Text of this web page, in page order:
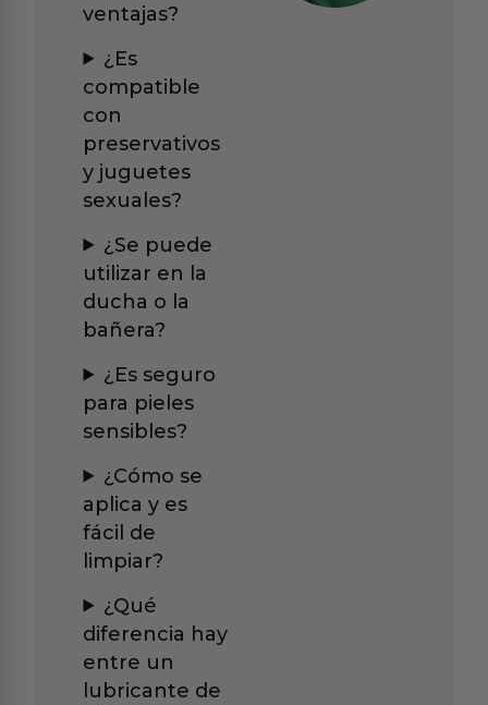
ventajas?
¿Es
compatible
con
preservativos
y juguetes
sexuales?
¿Se puede
utilizar en la
ducha o la
bañera?
¿Es seguro
para pieles
sensibles?
¿Cómo se
aplica y es
fácil de
limpiar?
¿Qué
diferencia hay
entre un
lubricante de